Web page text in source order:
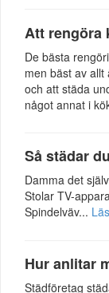
Att rengöra
De bästa
men bäst av
och att städa
något annat i
Så städar
Damma det
Stolar TV-
Spindelväv...
Hur anlitar
Städföretag